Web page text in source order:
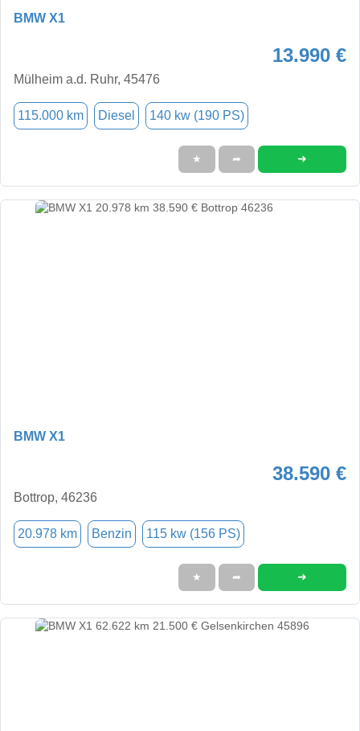
BMW X1
13.990 €
Mülheim a.d. Ruhr, 45476
115.000 km Diesel 140 kw (190 PS)
★ ➦ ➜
BMW X1
38.590 €
Bottrop, 46236
20.978 km Benzin 115 kw (156 PS)
★ ➦ ➜